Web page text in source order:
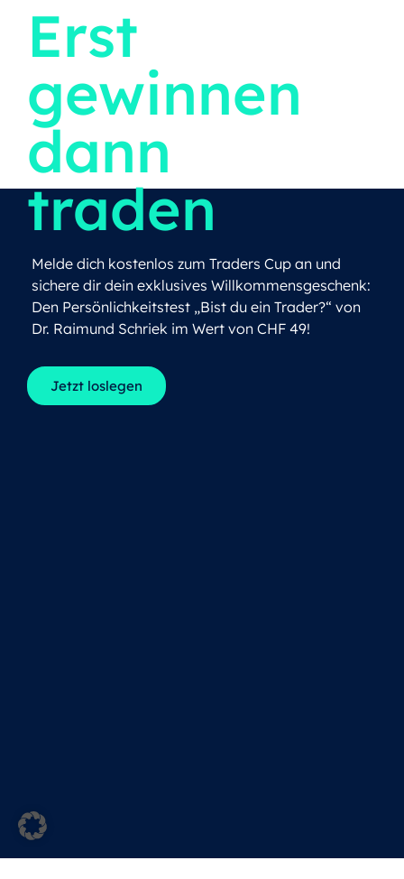
Erst
gewinnen
dann
traden
Melde dich kostenlos zum Traders Cup an und
sichere dir dein exklusives Willkommensgeschenk:
Den Persönlichkeitstest „Bist du ein Trader?“ von
Dr. Raimund Schriek im Wert von CHF 49!
Jetzt loslegen